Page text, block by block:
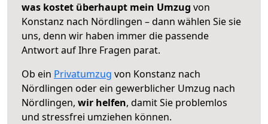
was kostet überhaupt mein Umzug von
Konstanz nach Nördlingen – dann wählen Sie sie
uns, denn wir haben immer die passende
Antwort auf Ihre Fragen parat.
Ob ein Privatumzug von Konstanz nach
Nördlingen oder ein gewerblicher Umzug nach
Nördlingen, wir helfen, damit Sie problemlos
und stressfrei umziehen können.